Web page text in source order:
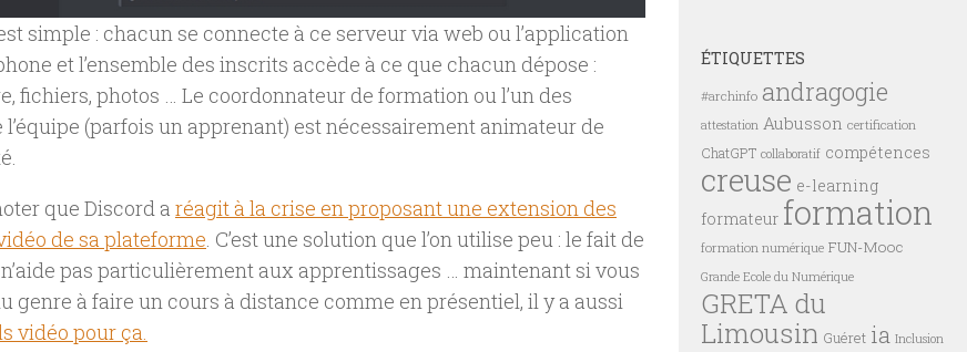
simple : chacun se connecte à ce serveur via web ou l’application
et l’ensemble des inscrits accède à ce que chacun dépose :
fichiers, photos … Le coordonnateur de formation ou l’un des
(parfois un apprenant) est nécessairement animateur de
que Discord a réagit à la crise en proposant une extension des
de sa plateforme. C’est une solution que l’on utilise peu : le fait de
pas particulièrement aux apprentissages … maintenant si vous
genre à faire un cours à distance comme en présentiel, il y a aussi
vidéo pour ça.
ÉTIQUETTES
#archinfo andragogie
attestation Aubusson certification
ChatGPT collaboratif compétences
creuse e-learning
formateur formation
formation numérique FUN-Mooc
Grande Ecole du Numérique
GRETA du
Limousin Guéret ia Inclusion